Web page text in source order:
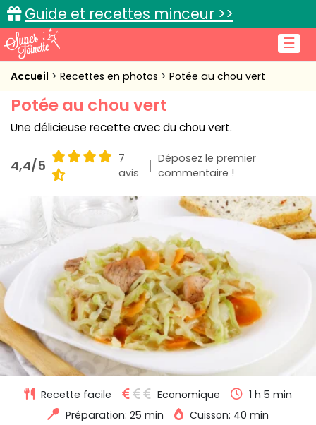
☰
Guide et recettes minceur >>
Accueil
Recettes de cuisine
L'actu cuisine
Connexion
Accueil Recettes en photos Potée au chou vert
Potée au chou vert
Une délicieuse recette avec du chou vert.
4,4/5
7
avis
Déposez le premier
commentaire !
Recette facile Economique
1 h 5 min
Préparation: 25 min
Cuisson: 40 min